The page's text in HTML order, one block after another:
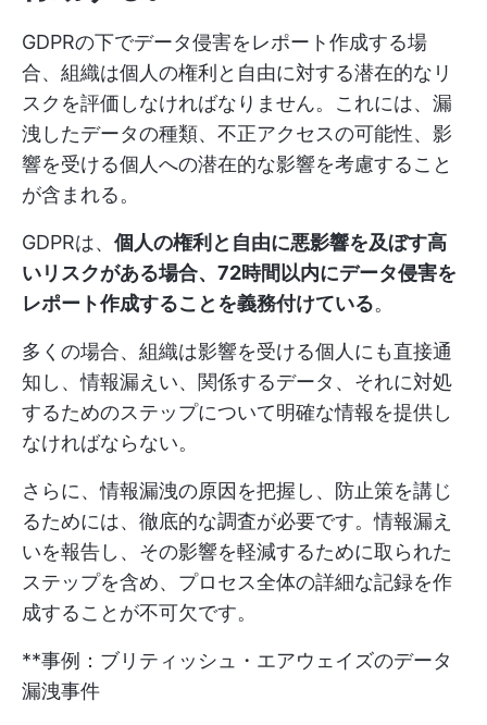
GDPRの下でデータ侵害をレポート作成する場
合、組織は個人の権利と自由に対する潜在的なリ
スクを評価しなければなりません。これには、漏
洩したデータの種類、不正アクセスの可能性、影
響を受ける個人への潜在的な影響を考慮すること
が含まれる。
GDPRは、 個人の権利と自由に悪影響を及ぼす高
いリスクがある場合、72時間以内にデータ侵害を
レポート作成することを義務付けている。
多くの場合、組織は影響を受ける個人にも直接通
知し、情報漏えい、関係するデータ、それに対処
するためのステップについて明確な情報を提供し
なければならない。
さらに、情報漏洩の原因を把握し、防止策を講じ
るためには、徹底的な調査が必要です。情報漏え
いを報告し、その影響を軽減するために取られた
ステップを含め、プロセス全体の詳細な記録を作
成することが不可欠です。
**事例：ブリティッシュ・エアウェイズのデータ
漏洩事件